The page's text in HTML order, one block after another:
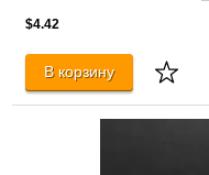
$4.42
В корзину